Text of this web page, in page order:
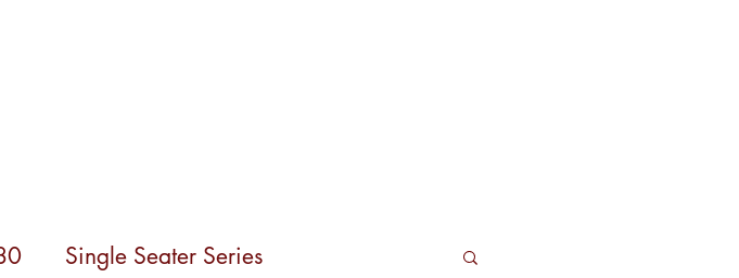
Single Seater Series